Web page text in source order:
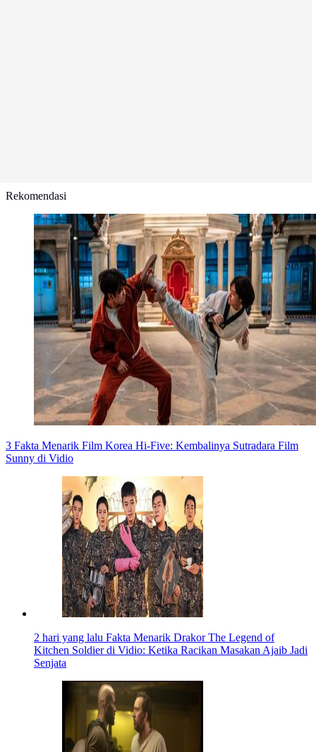
Rekomendasi
3 Fakta Menarik Film Korea Hi-Five: Kembalinya Sutradara Film
Sunny di Vidio
2 hari yang lalu Fakta Menarik Drakor The Legend of
Kitchen Soldier di Vidio: Ketika Racikan Masakan Ajaib Jadi
Senjata